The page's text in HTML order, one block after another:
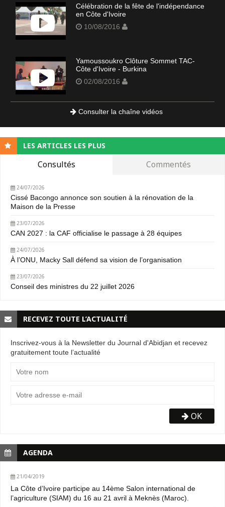
Célébration de la fête de l'indépendance
en Côte d'Ivoire
10/08/2016
Yamoussoukro Clôture Sommet TAC-
Côte d'Ivoire - Burkina
02/08/2016
Consulter la chaîne vidéos
LES ARTICLES LES PLUS
Consultés Commentés
24/07/2026
Cissé Bacongo annonce son soutien à la rénovation de la
Maison de la Presse
23/07/2026
CAN 2027 : la CAF officialise le passage à 28 équipes
24/07/2026
À l’ONU, Macky Sall défend sa vision de l’organisation
23/07/2026
Conseil des ministres du 22 juillet 2026
RECEVEZ TOUTE L’ACTUALITÉ
Inscrivez-vous à la Newsletter du Journal d'Abidjan et recevez
gratuitement toute l’actualité
OK
AGENDA
21/04/2019
La Côte d’Ivoire participe au 14ème Salon international de
l’agriculture (SIAM) du 16 au 21 avril à Meknès (Maroc).